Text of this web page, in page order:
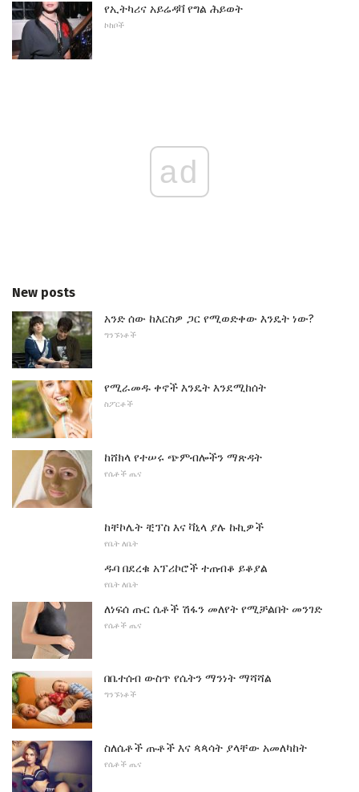
የኢትካሪና አይሬዳቫ የግል ሕይወት
ኮከቦች
ad
New posts
አንድ ሰው ከእርስዎ ጋር የሚወድቀው እንዴት ነው?
ግንኙነቶች
የሚራመዱ ቀኖች እንዴት እንደሚከሰት
ስፖርቶች
ከሸክላ የተሠሩ ጭምብሎችን ማጽዳት
የሴቶች ጤና
ከቸኮሌት ቺፕስ እና ቫኒላ ያሉ ኩኪዎች
የቤት ለቤት
ዱባ በደረቁ አፕሪኮሮች ተጠብቆ ይቆያል
የቤት ለቤት
ለነፍሰ ጡር ሴቶች ሽፋን መለየት የሚቻልበት መንገድ
የሴቶች ጤና
በቤተሰብ ውስጥ የሴትን ማንነት ማሻሻል
ግንኙነቶች
ስለሴቶች ጡቶች እና ጳጳሳት ያላቸው አመለካከት
የሴቶች ጤና